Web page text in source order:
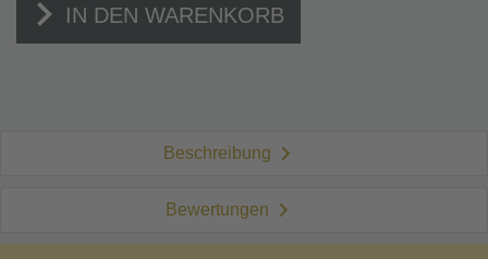
IN DEN WARENKORB
Beschreibung
Bewertungen